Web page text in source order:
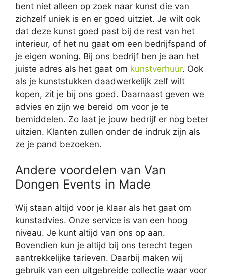
bent niet alleen op zoek naar kunst die van
zichzelf uniek is en er goed uitziet. Je wilt ook
dat deze kunst goed past bij de rest van het
interieur, of het nu gaat om een bedrijfspand of
je eigen woning. Bij ons bedrijf ben je aan het
juiste adres als het gaat om kunstverhuur. Ook
als je kunststukken daadwerkelijk zelf wilt
kopen, zit je bij ons goed. Daarnaast geven we
advies en zijn we bereid om voor je te
bemiddelen. Zo laat je jouw bedrijf er nog beter
uitzien. Klanten zullen onder de indruk zijn als
ze je pand bezoeken.
Andere voordelen van Van
Dongen Events in Made
Wij staan altijd voor je klaar als het gaat om
kunstadvies. Onze service is van een hoog
niveau. Je kunt altijd van ons op aan.
Bovendien kun je altijd bij ons terecht tegen
aantrekkelijke tarieven. Daarbij maken wij
gebruik van een uitgebreide collectie waar voor